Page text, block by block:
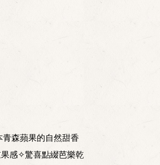
森蘋果的自然甜香
感✧驚喜點綴芭樂乾